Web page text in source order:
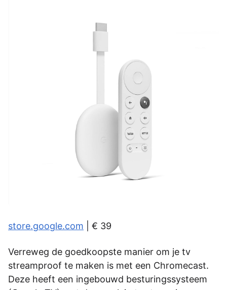
store.google.com | € 39
Verreweg de goedkoopste manier om je tv
streamproof te maken is met een Chromecast.
Deze heeft een ingebouwd besturingssysteem